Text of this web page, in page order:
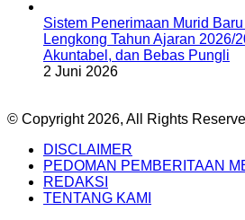
Sistem Penerimaan Murid
Lengkong Tahun Ajaran 2026/
Akuntabel, dan Bebas Pungli
2 Juni 2026
© Copyright 2026, All Rights
DISCLAIMER
PEDOMAN PEMBERITAAN
REDAKSI
TENTANG KAMI